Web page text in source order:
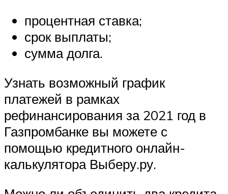
процентная ставка;
срок выплаты;
сумма долга.
Узнать возможный график
платежей в рамках
рефинансирования за 2021 год в
Газпромбанке вы можете с
помощью кредитного онлайн-
калькулятора Выберу.ру.